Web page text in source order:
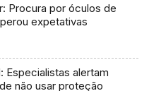
Procura por óculos de
expetativas
Especialistas alertam
não usar proteção